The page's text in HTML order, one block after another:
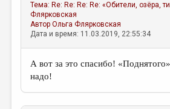
Тема: Re: Re: Re: Re: «Обители, озёра,
Флярковская
АвторОльга Флярковская
Дата и время: 11.03.2019, 22:55:34
А вот за это спасибо!
надо!